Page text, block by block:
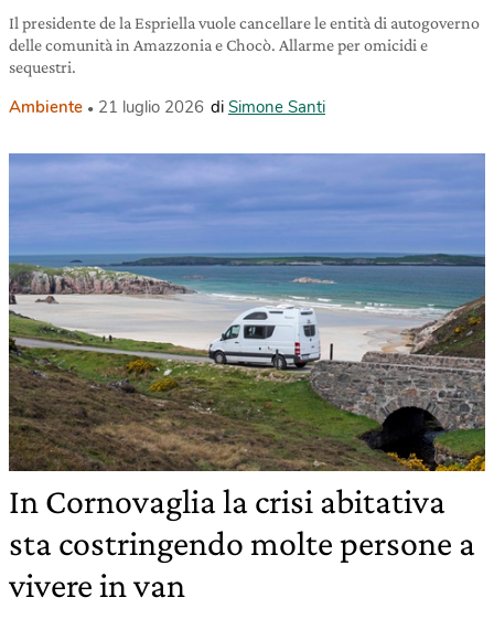
Il presidente de la Espriella vuole cancellare le entità di autogoverno
delle comunità in Amazzonia e Chocò. Allarme per omicidi e
sequestri.
Ambiente 21 luglio 2026 di Simone Santi
In Cornovaglia la crisi abitativa
sta costringendo molte persone a
vivere in van